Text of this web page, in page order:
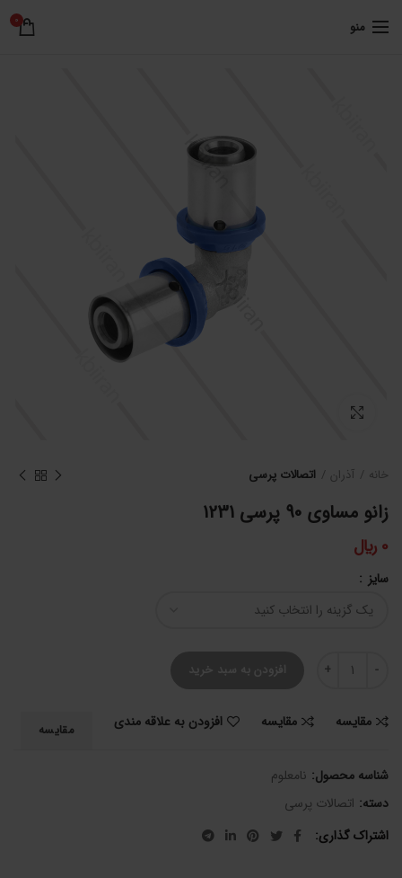
منو 0
خانه آذران اتصالات پرسی
زانو مساوی 90 پرسی 1231
0 ﷼
سایز
افزودن به سبد خرید
مقایسه مقایسه افزودن به علاقه مندی مقایسه
شناسه محصول: نامعلوم
دسته: اتصالات پرسی
اشتراک گذاری